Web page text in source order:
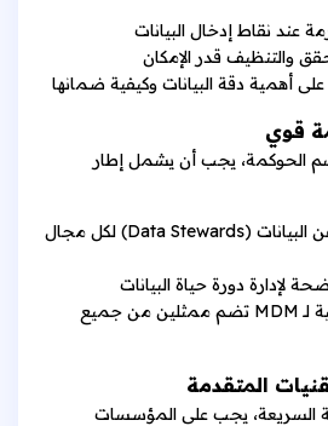
عند نقاط إدخال البيانات
والتنظيف قدر الإمكان
أهمية دقة البيانات وكيفية ضمانها
الحوكمة، يجب أن يشمل إطار
تعيين مسؤولين عن البيانات (Data Stewards) لكل مجال
لإدارة دورة حياة البيانات
إنشاء لجنة توجيهية لـ MDM تضم ممثلين من جميع
السريعة، يجب على المؤسسات